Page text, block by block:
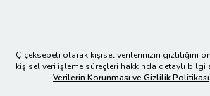
Çiçeksepeti olarak kişisel verilerinizin gizliliğini
kişisel veri işleme süreçleri hakkında detaylı
Verilerin Korunması ve Gizlilik Politikası